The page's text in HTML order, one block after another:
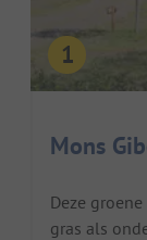
Mons
Deze
gras als